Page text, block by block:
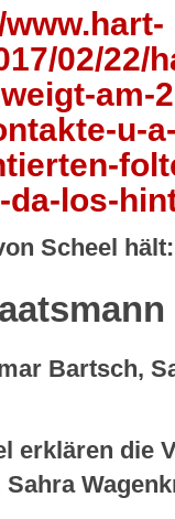
02/22/
am-
u-
los-
Scheel hält:
Bartsch,
erklären die